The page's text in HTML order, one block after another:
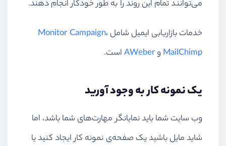
می‌توانند تمام این روند را به طور خودکار انجام دهند.
خدمات بازاریابی ایمیل شامل Monitor Campaign،
MailChimp وAWeberاست.
یک نمونه کار به وجود آورید
وب سایت شما باید نمایانگر مهارت‌های شما باشد، اما
شاید مایل باشید یک صفحه‌ی نمونه کار ایجاد کنید یا